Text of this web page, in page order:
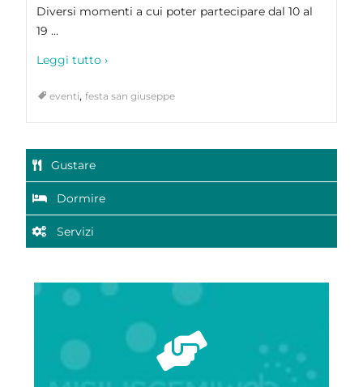
Diversi momenti a cui poter partecipare dal 10 al
19 ...
Leggi tutto ›
eventi, festa san giuseppe
Gustare
Dormire
Servizi